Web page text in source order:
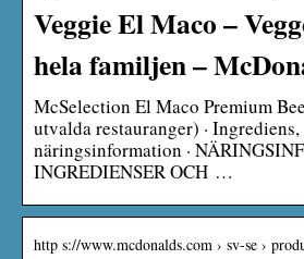
Veggie El Maco –
hela familjen –
McSelection El Maco Premium
utvalda restauranger) ·
näringsinformation ·
INGREDIENSER OCH …
http s://www.mcdonalds.com › sv-se ›